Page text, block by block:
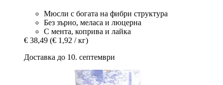
Мюсли с богата на фибри структура
Без зърно, меласа и люцерна
С мента, коприва и лайка
€ 38,49 (€ 1,92 / кг)
Доставка до 10. септември